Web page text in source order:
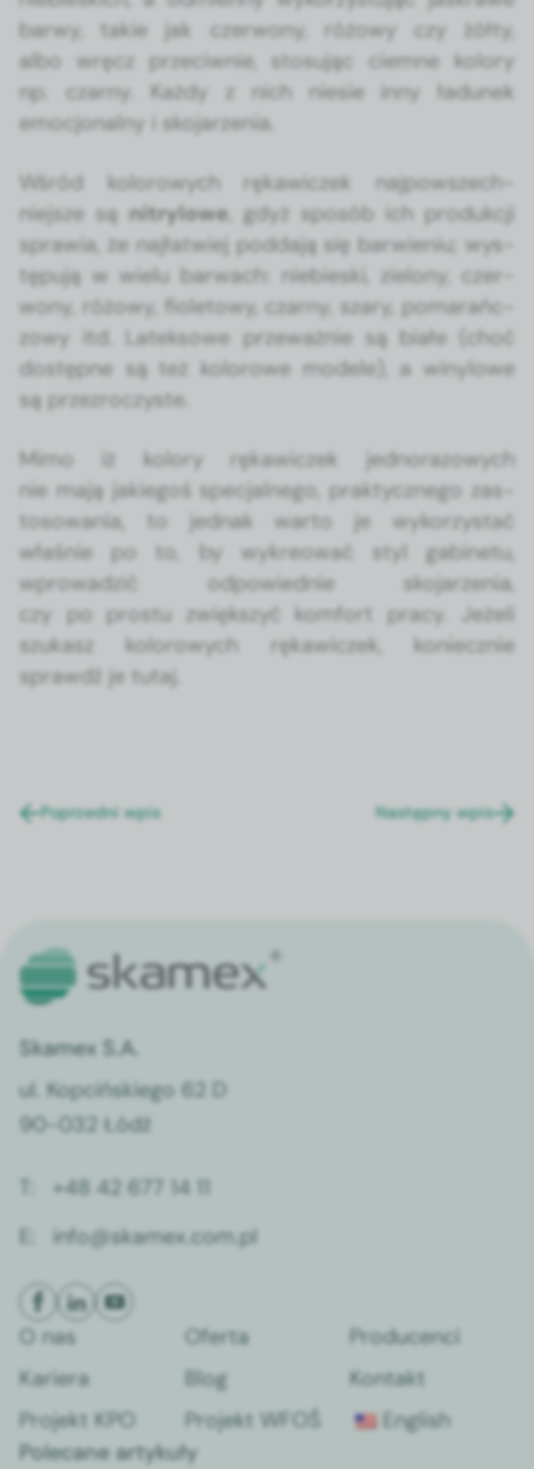
bar­wy, takie jak czer­wony, różowy czy żół­ty,
albo wręcz prze­ci­wnie, sto­su­jąc ciemne kolory
np. czarny. Każdy z nich niesie inny ładunek
emocjon­al­ny i sko­jarzenia.
Wśród kolorowych rękaw­iczek najpowszech­
niejsze są nit­ry­lowe , gdyż sposób ich pro­dukcji
spraw­ia, że najłatwiej pod­da­ją się bar­wie­niu; wys­
tępu­ją w wielu barwach: niebies­ki, zielony, czer­
wony, różowy, fio­le­towy, czarny, szary, pomarańc­
zowy itd. Latek­sowe prze­ważnie są białe (choć
dostęp­ne są też kolorowe mod­ele), a winy­lowe
są przezroczyste.
Mimo iż kolory rękaw­iczek jed­no­ra­zowych
nie mają jakiegoś spec­jal­nego, prak­ty­cznego zas­
tosowa­nia, to jed­nak warto je wyko­rzys­tać
właśnie po to, by wykre­ować styl gabi­ne­tu,
wprowadz­ić odpowied­nie sko­jarzenia,
czy po pros­tu zwięk­szyć kom­fort pra­cy. Jeżeli
szukasz kolorowych rękaw­iczek, koniecznie
sprawdź je tutaj
Poprzedni wpis Następny wpis
Skamex S.A.
ul. Kopcińskiego 62 D
90-032 Łódź
T:
+48 42 677 14 11
E:
info@skamex.com.pl
O nas Oferta
Producenci
Kariera
Blog
Kontakt
Projekt KPO
Projekt WFOŚ
English
Polecane artykuły